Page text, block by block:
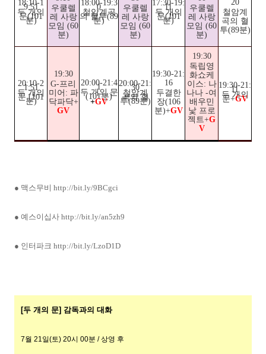
18:10-1
9:51
두 개의
문(101
분)
우쿨렐
레 사랑
모임 (60
분)
18:00-19:3
0
철암계곡
의 혈투(89
분)
우쿨렐
레 사랑
모임 (60
분)
17:30-19:
11
두 개의
문(101
분)
우쿨렐
레 사랑
모임 (60
분)
철암계
곡의 혈
투(89분)
20:10-2
1:51
두 개의
문 (101
분)
19:30
G-프리
미어: 파
닥파닥+
GV
20:00-21:4
1
두 개의 문
(101분)
+GV
20:00-21:
30
철암계
곡의 혈
투(89분)
19:30-21:
16
두결한
장(106
분)+GV
19:30
독립영
화쇼케
이스: 나
나나 -여
배우민
낯 프로
젝트+G
V
19:30-21:
11
두 개의
문+GV
● 맥스무비 http://bit.ly/9BCgci
● 예스이십사 http://bit.ly/an5zh9
● 인터파크 http://bit.ly/LzoD1D
[두 개의 문] 감독과의 대화
7월 21일(토) 20시 00분 / 상영 후